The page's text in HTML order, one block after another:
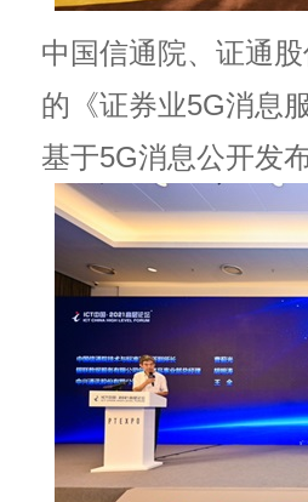
中国信通院、证通
的《证券业5G消息
基于5G消息公开发